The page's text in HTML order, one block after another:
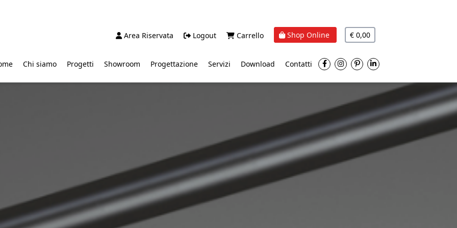
Area Riservata Logout Carrello Shop Online € 0,00
Chi siamo Progetti Showroom Progettazione Servizi Download Contatti